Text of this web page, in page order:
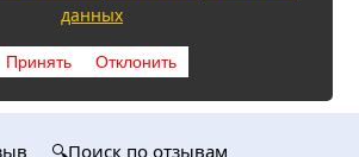
данных
Принять Отклонить
🔍Поиск по отзывам